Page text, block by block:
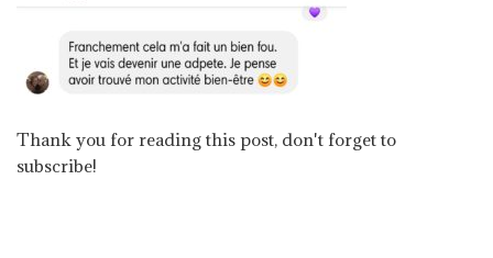
Thank you for reading this post, don't forget to
subscribe!